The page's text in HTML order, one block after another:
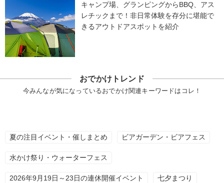
キャンプ場、グランピングからBBQ、アス
レチックまで！非日常体験を存分に堪能で
きるアウトドアスポットを紹介
おでかけトレンド
今みんなが気になっているおでかけ関連キーワードはコレ！
夏の注目イベント・催しまとめ ビアガーデン・ビアフェス
水かけ祭り・ウォーターフェス
2026年9月19日～23日の連休開催イベント 七夕まつり